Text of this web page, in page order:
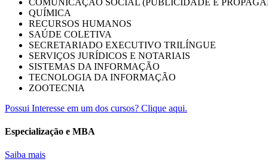
QUÍMICA
RECURSOS HUMANOS
SAÚDE COLETIVA
SECRETARIADO EXECUTIVO TRILÍNGUE
SERVIÇOS JURÍDICOS E NOTARIAIS
SISTEMAS DA INFORMAÇÃO
TECNOLOGIA DA INFORMAÇÃO
ZOOTECNIA
Possui Interesse em um dos cursos? Clique aqui.
Especialização e MBA
Saiba mais